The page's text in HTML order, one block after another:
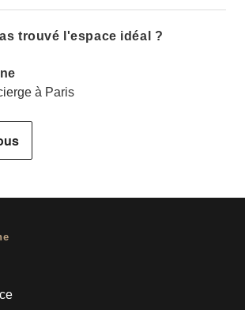
trouvé l'espace idéal ?
à Paris